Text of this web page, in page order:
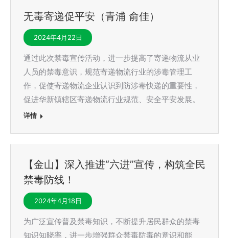
无毒寄递促平安（青浦 俞佳）
2024年4月22日
通过此次禁毒宣传活动，进一步提高了寄递物流从业
人员的禁毒意识，规范寄递物流行业的涉毒管理工
作，促使寄递物流企业认识到防涉毒快递的重要性，
促进华新镇辖区寄递物流行业规范、安全平安发展。
详情
【金山】深入推进“六进”宣传，构筑全民
禁毒防线！
2024年4月18日
为广泛宣传普及禁毒知识，不断提升居民群众的禁毒
知识知晓率，进一步增强群众禁毒防毒的意识和能